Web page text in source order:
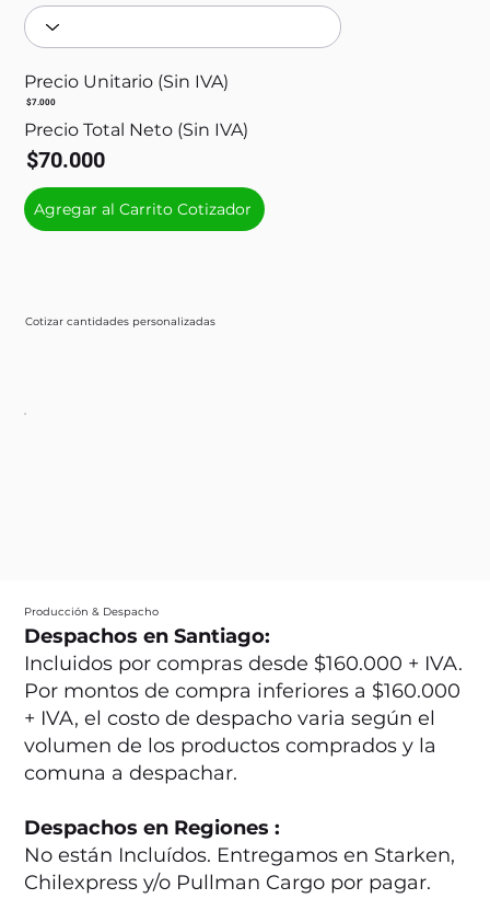
Cotizar cantidades personalizadas
Precio Unitario (Sin IVA)
$7.000
Precio Total Neto (Sin IVA)
$70.000
Agregar al Carrito Cotizador
Producción & Despacho
Despachos en Santiago:
Incluidos por compras desde $160.000 + IVA.
Por montos de compra inferiores a $160.000
+ IVA, el costo de despacho varia según el
volumen de los productos comprados y la
comuna a despachar.
Despachos en Regiones :
No están Incluídos. Entregamos en Starken,
Chilexpress y/o Pullman Cargo por pagar.